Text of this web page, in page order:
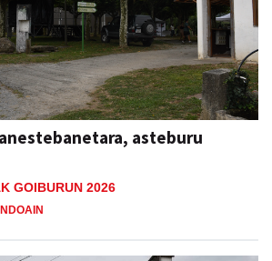
asteburu
GOIBURUN 2026